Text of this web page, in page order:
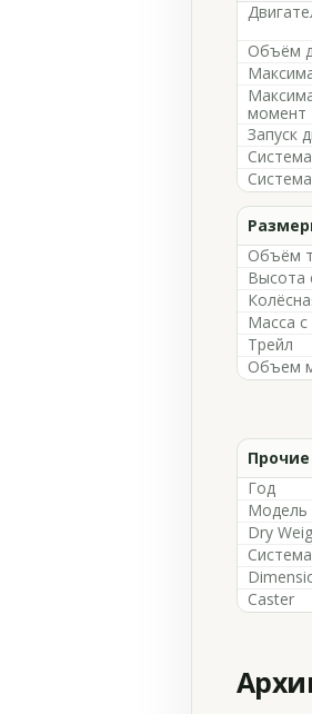
Объём
момент
Запуск
Объём
Высота
Масса
Трейл
Объем
Год
Модель
Dry
Caster